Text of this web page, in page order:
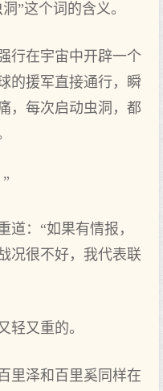
”这个词的含义。
行在宇宙中开辟一个
的援军直接通行，瞬
，每次启动虫洞，都
道：“如果有情报，
况很不好，我代表联
轻又重的。
里泽和百里奚同样在